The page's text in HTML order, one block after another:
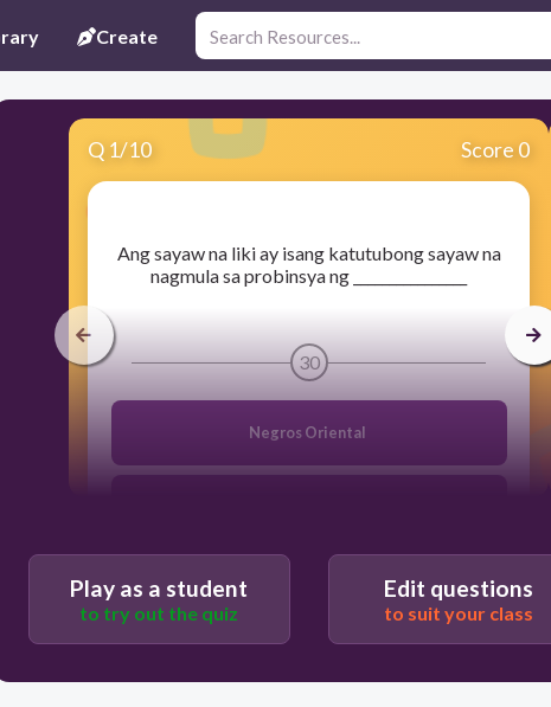
Create
Q 1/10 Score 0
​Ang sayaw na liki ay isang katutubong sayaw na
nagmula sa probinsya ng ________________
30
Negros Oriental
Negros Occidental
Play as a student
to try out the quiz
Edit questions
to suit your class